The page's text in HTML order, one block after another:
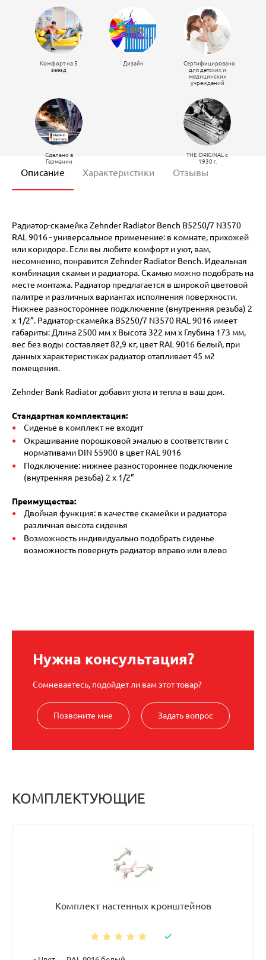
Комфорт на 5
звёзд
Дизайн
Сертифицировано
для детских и
медицинских
учреждений
Сделано в
Германии
THE ORIGINAL c
1930 г.
Описание Характеристики Отзывы
Радиатор-скамейка Zehnder Radiator Bench B5250/7 N3570
RAL 9016 - универсальное применение: в комнате, прихожей
или коридоре. Если вы любите комфорт и уют, вам,
несомненно, понравится Zehnder Radiator Bench. Идеальная
комбинация скамьи и радиатора. Скамью можно подобрать на
месте монтажа. Радиатор предлагается в широкой цветовой
палитре и различных вариантах исполнения поверхности.
Нижнее разностороннее подключение (внутренняя резьба) 2
х 1/2”. Радиатор-скамейка B5250/7 N3570 RAL 9016 имеет
габариты: Длина 2500 мм х Высота 322 мм х Глубина 173 мм,
вес без воды составляет 82,9 кг, цвет RAL 9016 белый, при
данных характеристиках радиатор отапливает 45 м2
помещения.
Zehnder Bank Radiator добавит уюта и тепла в ваш дом.
Стандартная комплектация:
Сиденье в комплект не входит
Окрашивание порошковой эмалью в соответствии с
нормативами DIN 55900 в цвет RAL 9016
Подключение: нижнее разностороннее подключение
(внутренняя резьба) 2 х 1/2”
Преимущества:
Двойная функция: в качестве скамейки и радиатора
различная высота сиденья
Возможность индивидуально подобрать сиденье
возможность повернуть радиатор вправо или влево
Нужна консультация?
Сомневаетесь, подойдет ли вам этот товар?
Позвоните мне Задать вопрос
КОМПЛЕКТУЮЩИЕ
Комплект настенных кронштейнов